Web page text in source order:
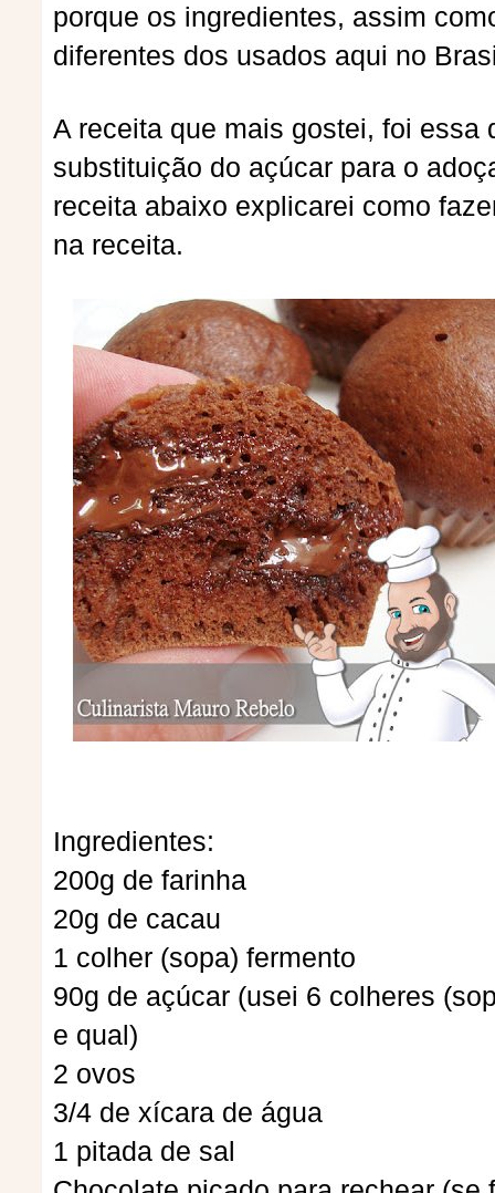
porque os ingredientes, assim
diferentes dos usados aqui no
A receita que mais gostei, foi essa
substituição do açúcar para o
receita abaixo explicarei como
na receita.
Ingredientes:
200g de farinha
20g de cacau
1 colher (sopa) fermento
90g de açúcar (usei 6 colheres
e qual)
2 ovos
3/4 de xícara de água
1 pitada de sal